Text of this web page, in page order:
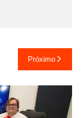
Próximo